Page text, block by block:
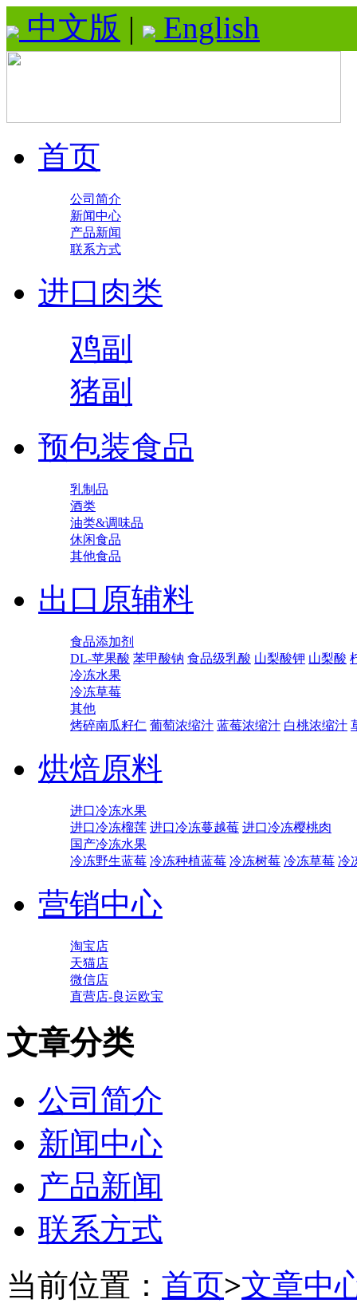
中文版 | English
首页
公司简介
新闻中心
产品新闻
联系方式
进口肉类
鸡副
猪副
预包装食品
乳制品
酒类
油类&调味品
休闲食品
其他食品
出口原辅料
食品添加剂
DL-苹果酸 苯甲酸钠 食品级乳酸 山梨酸钾 山梨酸
冷冻水果
冷冻草莓
其他
烤碎南瓜籽仁 葡萄浓缩汁 蓝莓浓缩汁 白桃浓缩汁
烘焙原料
进口冷冻水果
进口冷冻榴莲 进口冷冻蔓越莓 进口冷冻樱桃肉
国产冷冻水果
冷冻野生蓝莓 冷冻种植蓝莓 冷冻树莓 冷冻草莓 冷
营销中心
淘宝店
天猫店
微信店
直营店-良运欧宝
文章分类
公司简介
新闻中心
产品新闻
联系方式
当前位置： 首页>文章中